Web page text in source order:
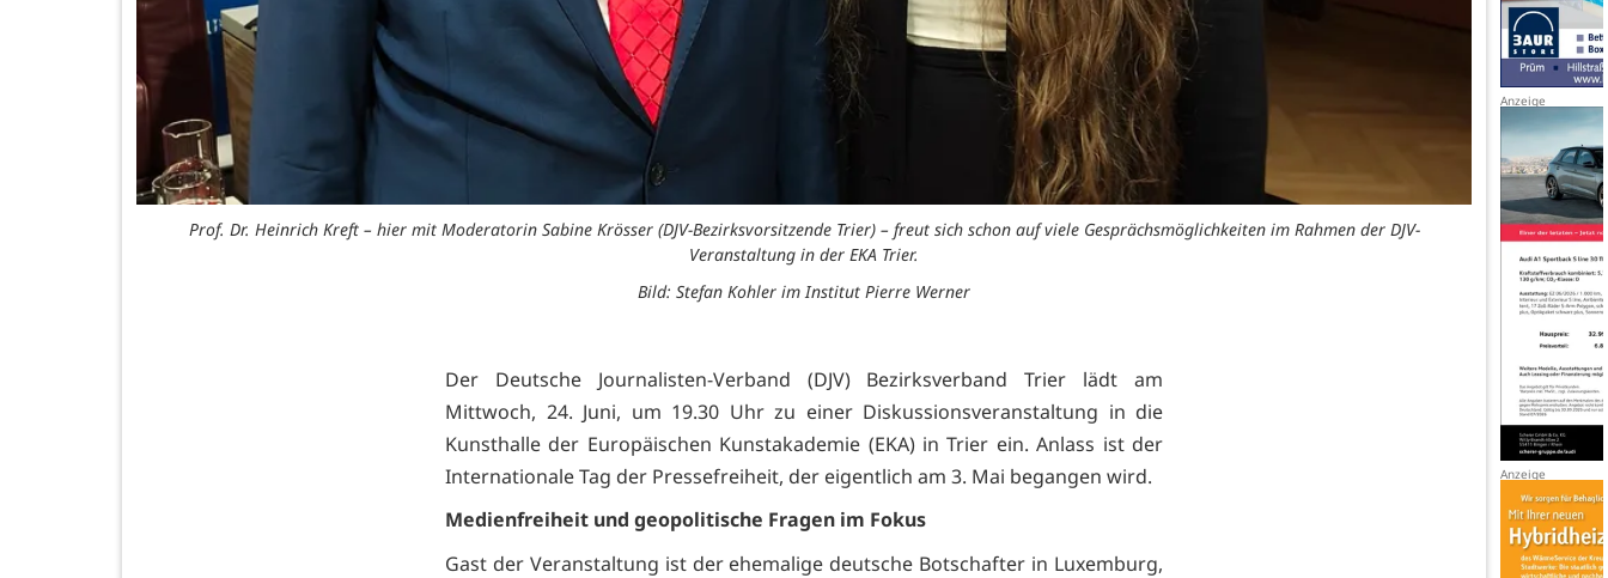
Prof. Dr. Heinrich Kreft – hier mit Moderatorin Sabine Krösser (DJV-Bezirksvorsitzende Trier) – freut sich schon auf viele Gesprächsmöglichkeiten im Rahmen der DJV-
Veranstaltung in der EKA Trier.
Bild: Stefan Kohler im Institut Pierre Werner
Der Deutsche Journalisten-Verband (DJV) Bezirksverband Trier lädt am
Mittwoch, 24. Juni, um 19.30 Uhr zu einer Diskussionsveranstaltung in die
Kunsthalle der Europäischen Kunstakademie (EKA) in Trier ein. Anlass ist der
Internationale Tag der Pressefreiheit, der eigentlich am 3. Mai begangen wird.
Medienfreiheit und geopolitische Fragen im Fokus
Gast der Veranstaltung ist der ehemalige deutsche Botschafter in Luxemburg,